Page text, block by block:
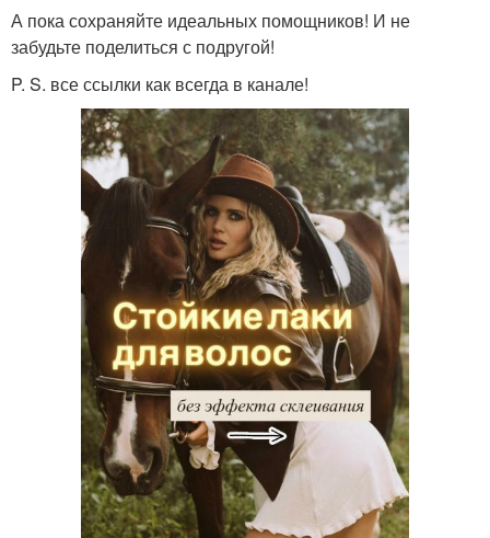
А пока сохраняйте идеальных помощников! И не
забудьте поделиться с подругой!
P. S. все ссылки как всегда в канале!